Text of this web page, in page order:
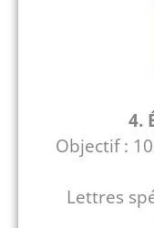
4.
Objectif :
Lettres